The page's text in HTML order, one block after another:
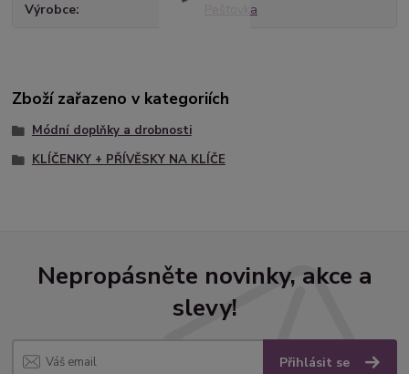
Výrobce Peštovka
Zboží zařazeno v kategoriích
Módní doplňky a drobnosti
KLÍČENKY + PŘÍVĚSKY NA KLÍČE
Nepropásněte novinky, akce a
slevy!
Přihlásit se